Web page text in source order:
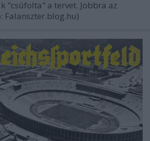
"csúfolta" a tervet. Jobbra az
Falanszter.blog.hu)